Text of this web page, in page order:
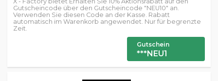
Gutscheincode über den Gutscheincode "NEU10" an.
Verwenden Sie diesen Code an der Kasse. Rabatt
automatisch im Warenkorb angewendet. Nur für begrenzte
Zeit.
Gutschein
***NEU1